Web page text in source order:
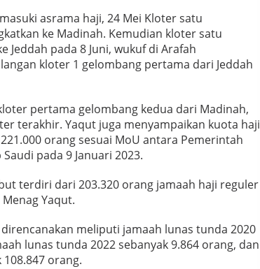
asrama haji, 24 Mei Kloter satu
ke Madinah. Kemudian kloter satu
Jeddah pada 8 Juni, wukuf di Arafah
kloter 1 gelombang pertama dari Jeddah
pertama gelombang kedua dari Madinah,
terakhir. Yaqut juga menyampaikan kuota haji
orang sesuai MoU antara Pemerintah
pada 9 Januari 2023.
terdiri dari 203.320 orang jamaah haji reguler
Yaqut.
meliputi jamaah lunas tunda 2020
lunas tunda 2022 sebanyak 9.864 orang, dan
orang.